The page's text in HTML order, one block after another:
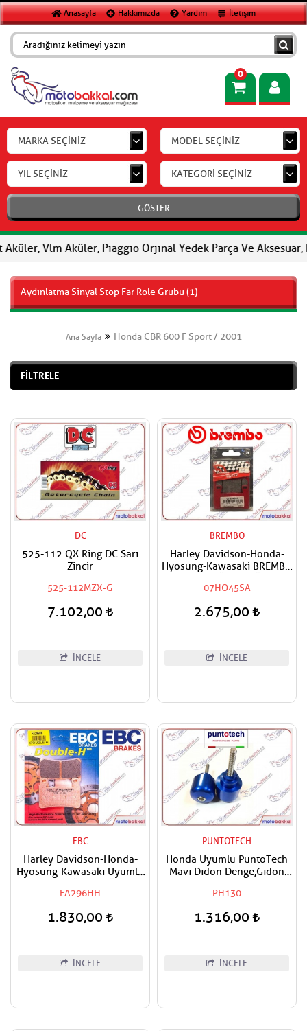
Anasayfa Hakkımızda Yardım İletişim
0
MARKA SEÇİNİZ MODEL SEÇİNİZ
YIL SEÇİNİZ KATEGORİ SEÇİNİZ
GÖSTER
Vlm Aküler, Piaggio Orjinal Yedek Parça Ve Aksesuar,
Aydınlatma Sinyal Stop Far Role Grubu (1)
Ana Sayfa Honda CBR 600 F Sport / 2001
FİLTRELE
DC
525-112 QX Ring DC Sarı
Zincir
525-112MZX-G
7.102,00
İNCELE
BREMBO
Harley Davidson-Honda-
Hyosung-Kawasaki BREMBO
Fren Balatası
07HO45SA
2.675,00
İNCELE
EBC
Harley Davidson-Honda-
Hyosung-Kawasaki Uyumlu
Fren Balatası
FA296HH
1.830,00
İNCELE
PUNTOTECH
Honda Uyumlu PuntoTech
Mavi Didon Denge,Gidon
PH130
1.316,00
İNCELE